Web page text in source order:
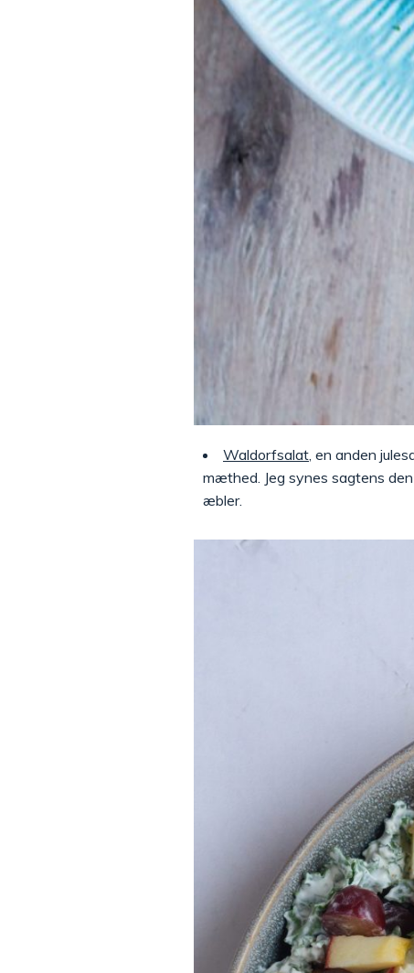
Waldorfsalat, en anden
mæthed. Jeg synes sagtens
æbler.